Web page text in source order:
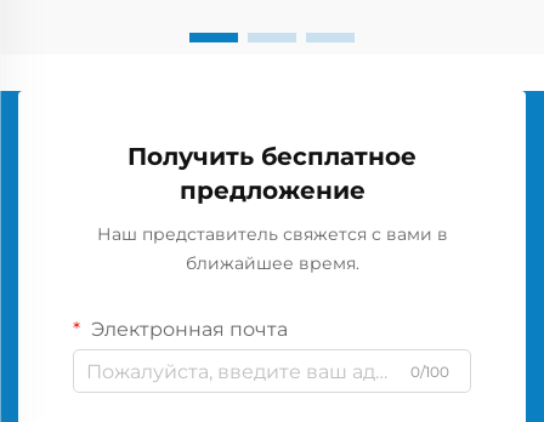
Получить бесплатное
предложение
Наш представитель свяжется с вами в
ближайшее время.
Электронная почта
0/100